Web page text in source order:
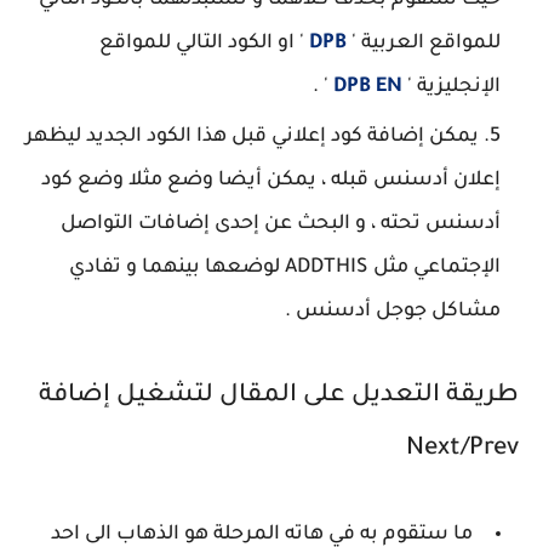
للمواقع العربية ' DPB ' او الكود التالي للمواقع
الإنجليزية ' DPB EN
' .
يمكن إضافة كود إعلاني قبل هذا الكود الجديد ليظهر
إعلان أدسنس قبله ، يمكن أيضا وضع مثلا وضع كود
أدسنس تحته ، و البحث عن إحدى إضافات التواصل
الإجتماعي مثل ADDTHIS لوضعها بينهما و تفادي
مشاكل جوجل أدسنس .
طريقة التعديل على المقال لتشغيل إضافة
Next/Prev
ما ستقوم به في هاته المرحلة هو الذهاب الى احد